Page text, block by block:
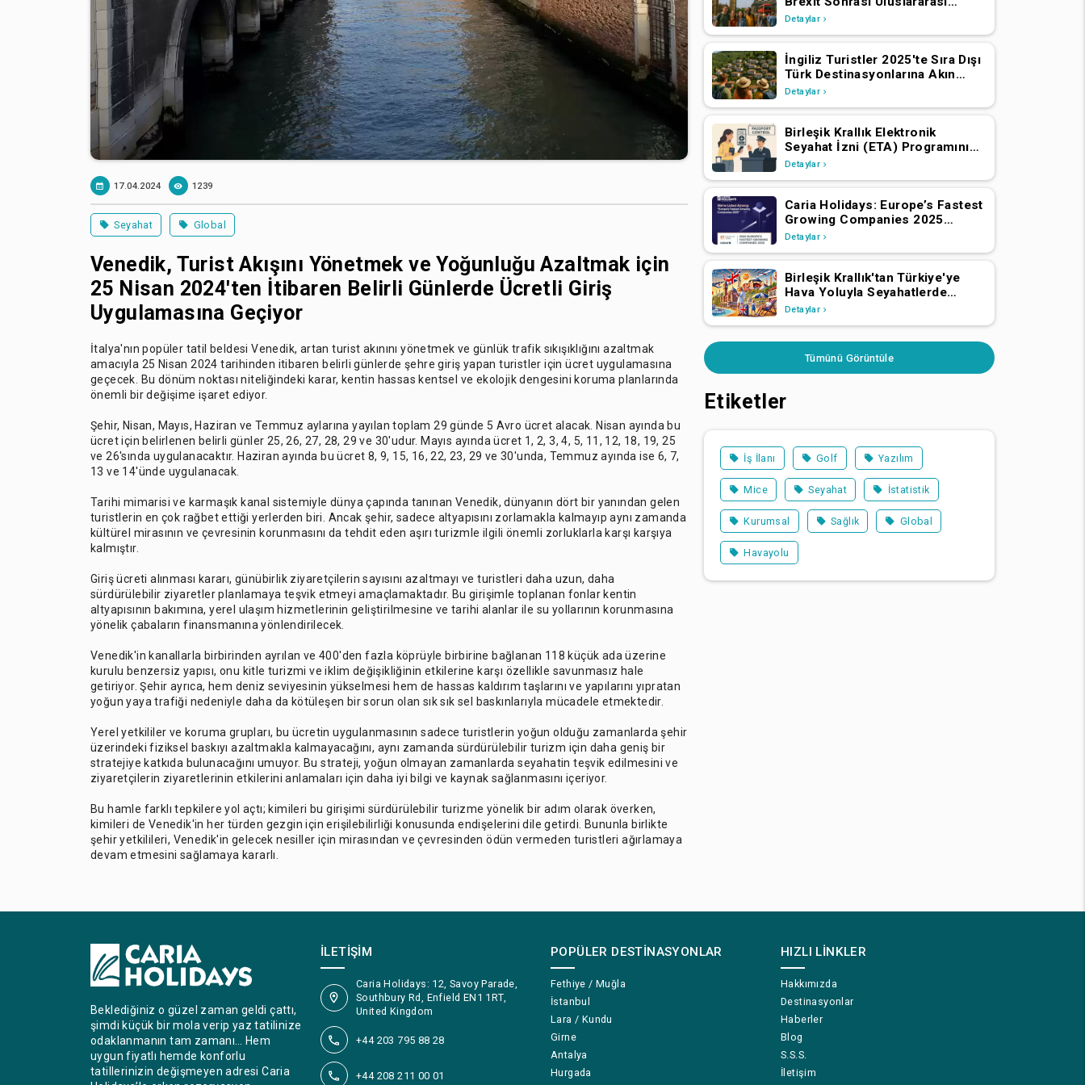
17.04.2024 1239
Seyahat Global
Venedik, Turist Akışını Yönetmek ve Yoğunluğu Azaltmak için
25 Nisan 2024'ten İtibaren Belirli Günlerde Ücretli Giriş
Uygulamasına Geçiyor
İtalya'nın popüler tatil beldesi Venedik, artan turist akınını yönetmek ve günlük trafik sıkışıklığını azaltmak
amacıyla 25 Nisan 2024 tarihinden itibaren belirli günlerde şehre giriş yapan turistler için ücret uygulamasına
geçecek. Bu dönüm noktası niteliğindeki karar, kentin hassas kentsel ve ekolojik dengesini koruma planlarında
önemli bir değişime işaret ediyor.
Şehir, Nisan, Mayıs, Haziran ve Temmuz aylarına yayılan toplam 29 günde 5 Avro ücret alacak. Nisan ayında bu
ücret için belirlenen belirli günler 25, 26, 27, 28, 29 ve 30'udur. Mayıs ayında ücret 1, 2, 3, 4, 5, 11, 12, 18, 19, 25
ve 26'sında uygulanacaktır. Haziran ayında bu ücret 8, 9, 15, 16, 22, 23, 29 ve 30'unda, Temmuz ayında ise 6, 7,
13 ve 14'ünde uygulanacak.
Tarihi mimarisi ve karmaşık kanal sistemiyle dünya çapında tanınan Venedik, dünyanın dört bir yanından gelen
turistlerin en çok rağbet ettiği yerlerden biri. Ancak şehir, sadece altyapısını zorlamakla kalmayıp aynı zamanda
kültürel mirasının ve çevresinin korunmasını da tehdit eden aşırı turizmle ilgili önemli zorluklarla karşı karşıya
kalmıştır.
Giriş ücreti alınması kararı, günübirlik ziyaretçilerin sayısını azaltmayı ve turistleri daha uzun, daha
sürdürülebilir ziyaretler planlamaya teşvik etmeyi amaçlamaktadır. Bu girişimle toplanan fonlar kentin
altyapısının bakımına, yerel ulaşım hizmetlerinin geliştirilmesine ve tarihi alanlar ile su yollarının korunmasına
yönelik çabaların finansmanına yönlendirilecek.
Venedik'in kanallarla birbirinden ayrılan ve 400'den fazla köprüyle birbirine bağlanan 118 küçük ada üzerine
kurulu benzersiz yapısı, onu kitle turizmi ve iklim değişikliğinin etkilerine karşı özellikle savunmasız hale
getiriyor. Şehir ayrıca, hem deniz seviyesinin yükselmesi hem de hassas kaldırım taşlarını ve yapılarını yıpratan
yoğun yaya trafiği nedeniyle daha da kötüleşen bir sorun olan sık sık sel baskınlarıyla mücadele etmektedir.
Yerel yetkililer ve koruma grupları, bu ücretin uygulanmasının sadece turistlerin yoğun olduğu zamanlarda şehir
üzerindeki fiziksel baskıyı azaltmakla kalmayacağını, aynı zamanda sürdürülebilir turizm için daha geniş bir
stratejiye katkıda bulunacağını umuyor. Bu strateji, yoğun olmayan zamanlarda seyahatin teşvik edilmesini ve
ziyaretçilerin ziyaretlerinin etkilerini anlamaları için daha iyi bilgi ve kaynak sağlanmasını içeriyor.
Bu hamle farklı tepkilere yol açtı; kimileri bu girişimi sürdürülebilir turizme yönelik bir adım olarak överken,
kimileri de Venedik'in her türden gezgin için erişilebilirliği konusunda endişelerini dile getirdi. Bununla birlikte
şehir yetkilileri, Venedik'in gelecek nesiller için mirasından ve çevresinden ödün vermeden turistleri ağırlamaya
devam etmesini sağlamaya kararlı.
Ziyaretçi Sayısında Artış Yaşadı
Detaylar
İngiliz Turistler 2025'te Sıra Dışı
Türk Destinasyonlarına Akın
Ediyor
Detaylar
Birleşik Krallık Elektronik
Seyahat İzni (ETA) Programını
Genişletiyor: AEA ve İsviçre
Detaylar
Caria Holidays: Europe’s Fastest
Growing Companies 2025
Listesinde!
Detaylar
Birleşik Krallık'tan Türkiye'ye
Hava Yoluyla Seyahatlerde
2024'te Önemli Büyüme
Detaylar
Tümünü Görüntüle
Etiketler
İş İlanı Golf Yazılım
Mice Seyahat İstatistik
Kurumsal Sağlık Global
Havayolu
Beklediğiniz o güzel zaman geldi çattı,
şimdi küçük bir mola verip yaz tatilinize
odaklanmanın tam zamanı… Hem
uygun fiyatlı hemde konforlu
tatillerinizin değişmeyen adresi Caria
İLETIŞIM
Caria Holidays: 12, Savoy Parade,
Southbury Rd, Enfield EN1 1RT,
United Kingdom
+44 203 795 88 28
+44 208 211 00 01
POPÜLER DESTINASYONLAR
Fethiye / Muğla
İstanbul
Lara / Kundu
Girne
Antalya
Hurgada
HIZLI LINKLER
Hakkımızda
Destinasyonlar
Haberler
Blog
S.S.S.
İletişim